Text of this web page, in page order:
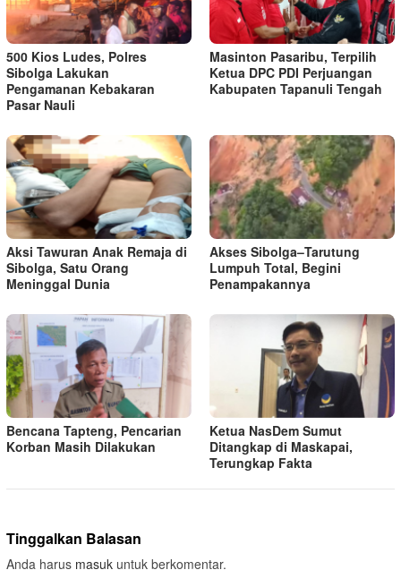
500 Kios Ludes, Polres
Sibolga Lakukan
Pengamanan Kebakaran
Pasar Nauli
Masinton Pasaribu, Terpilih
Ketua DPC PDI Perjuangan
Kabupaten Tapanuli Tengah
Aksi Tawuran Anak Remaja di
Sibolga, Satu Orang
Meninggal Dunia
Akses Sibolga–Tarutung
Lumpuh Total, Begini
Penampakannya
Bencana Tapteng, Pencarian
Korban Masih Dilakukan
Ketua NasDem Sumut
Ditangkap di Maskapai,
Terungkap Fakta
Tinggalkan Balasan
Anda harus masuk untuk berkomentar.